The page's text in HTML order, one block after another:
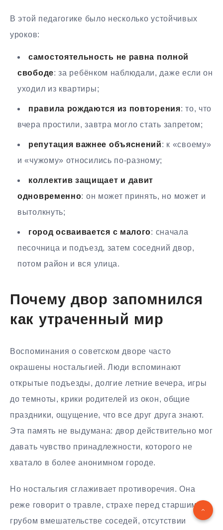
В этой педагогике было несколько устойчивых
уроков:
самостоятельность не равна полной
свободе: за ребёнком наблюдали, даже если он
уходил из квартиры;
правила рождаются из повторения: то, что
вчера простили, завтра могло стать запретом;
репутация важнее объяснений: к «своему»
и «чужому» относились по-разному;
коллектив защищает и давит
одновременно: он может принять, но может и
вытолкнуть;
город осваивается с малого: сначала
песочница и подъезд, затем соседний двор,
потом район и вся улица.
Почему двор запомнился
как утраченный мир
Воспоминания о советском дворе часто
окрашены ностальгией. Люди вспоминают
открытые подъезды, долгие летние вечера, игры
до темноты, крики родителей из окон, общие
праздники, ощущение, что все друг друга знают.
Эта память не выдумана: двор действительно мог
давать чувство принадлежности, которого не
хватало в более анонимном городе.
Но ностальгия сглаживает противоречия. Она
реже говорит о травле, страхе перед старшими,
грубом вмешательстве соседей, отсутствии